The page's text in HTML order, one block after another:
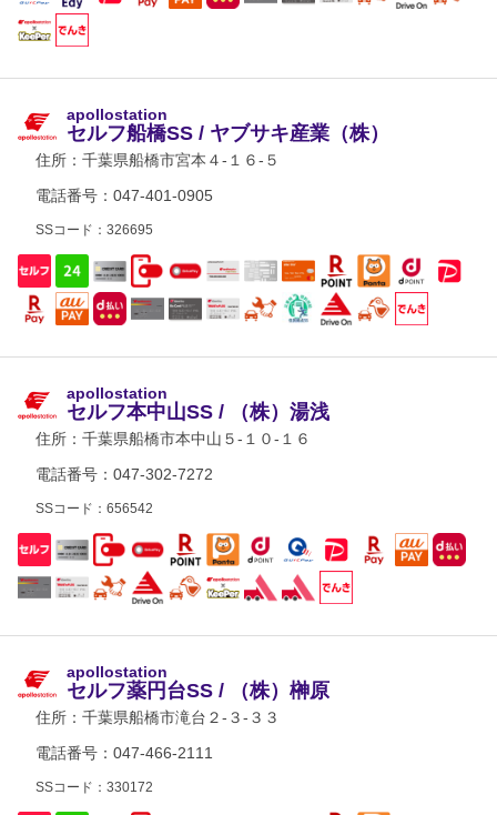
apollostation
セルフ船橋SS / ヤブサキ産業（株）
住所： 千葉県船橋市宮本４-１６-５
電話番号：047-401-0905
SSコード：326695
apollostation
セルフ本中山SS / （株）湯浅
住所： 千葉県船橋市本中山５-１０-１６
電話番号：047-302-7272
SSコード：656542
apollostation
セルフ薬円台SS / （株）榊原
住所： 千葉県船橋市滝台２-３-３３
電話番号：047-466-2111
SSコード：330172